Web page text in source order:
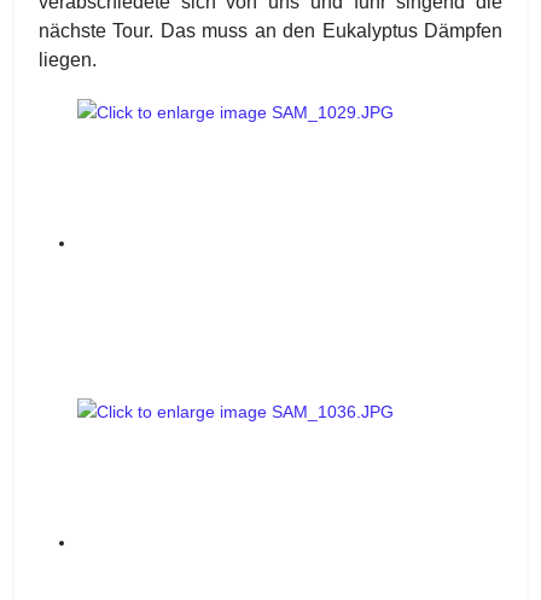
nächste Tour. Das muss an den Eukalyptus Dämpfen
liegen.